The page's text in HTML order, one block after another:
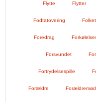
Flytte Flytter
Fodtatovering
Foredrag
Forsvundet
Fortrydelsespille
Forældre